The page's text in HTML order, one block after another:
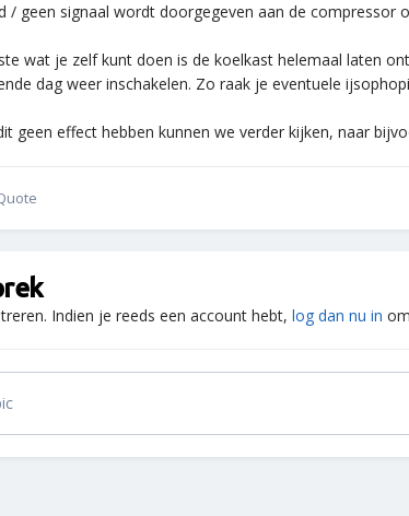
/ geen signaal wordt doorgegeven aan de compressor
wat je zelf kunt doen is de koelkast helemaal laten
dag weer inschakelen. Zo raak je eventuele
geen effect hebben kunnen we verder kijken, naar
Indien je reeds een account hebt, log dan nu in